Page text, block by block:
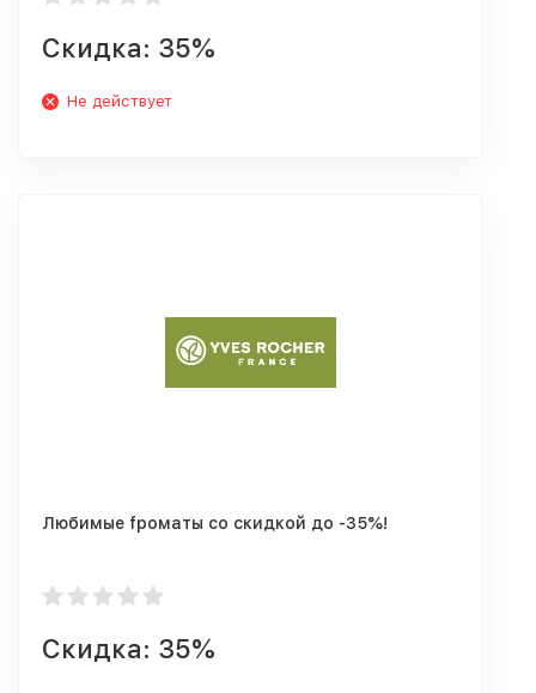
Скидка: 35%
Не действует
Любимые fроматы со скидкой до -35%!
Скидка: 35%